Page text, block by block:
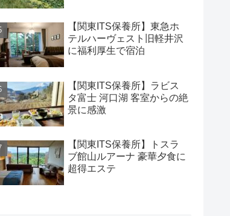
【関東ITS保養所】東急ホ
テルハーヴェスト旧軽井沢
に福利厚生で宿泊
【関東ITS保養所】ラビス
タ富士 河口湖 客室からの絶
景に感激
【関東ITS保養所】トスラ
ブ館山ルアーナ 豪華夕食に
超得エステ